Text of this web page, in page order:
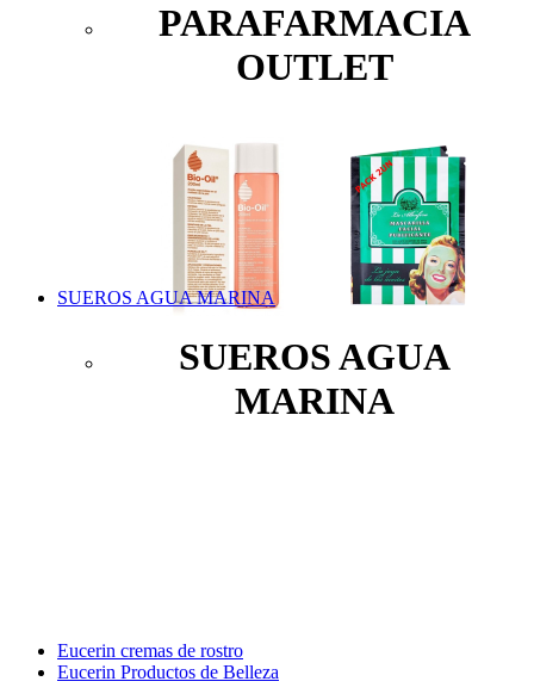
PARAFARMACIA
OUTLET
SUEROS AGUA MARINA
SUEROS AGUA
MARINA
Eucerin cremas de rostro
Eucerin Productos de Belleza